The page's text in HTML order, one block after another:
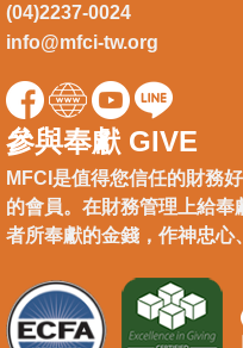
(04)2237-0024
info@mfci-tw.org
參與奉獻 GIVE
MFCI是值得您信任的財務
的會員。在財務管理上給
者所奉獻的金錢，作神忠心